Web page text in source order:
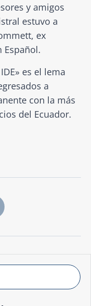
y amigos
estuvo a
ex
Español.
IDE» es el lema
a
con la más
del Ecuador.